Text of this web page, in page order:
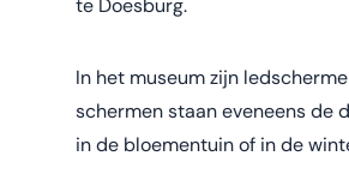
te Doesburg.
In het museum zijn
schermen staan eveneens de
in de bloementuin of in de